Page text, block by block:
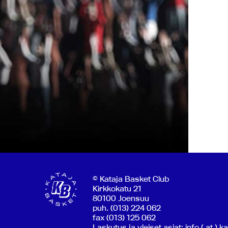
© Kataja Basket Club
Kirkkokatu 21
80100 Joensuu
puh. (013) 224 062
fax (013) 125 062